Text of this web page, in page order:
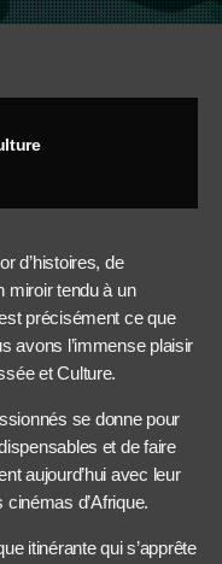
d’histoires, de
miroir tendu à un
précisément ce que
avons l’immense plaisir
et Culture.
se donne pour
et de faire
aujourd’hui avec leur
d’Afrique.
itinérante qui s’apprête